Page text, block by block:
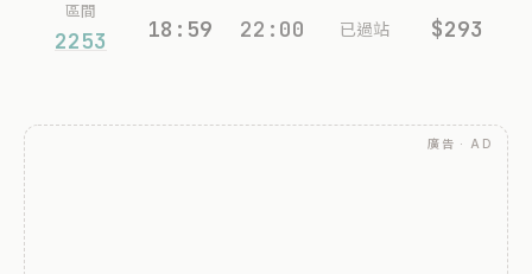
區間
2253 18:59 22:00 已過站 $293
廣告 · AD